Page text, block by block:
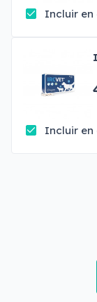
Incluir en
Incluir en